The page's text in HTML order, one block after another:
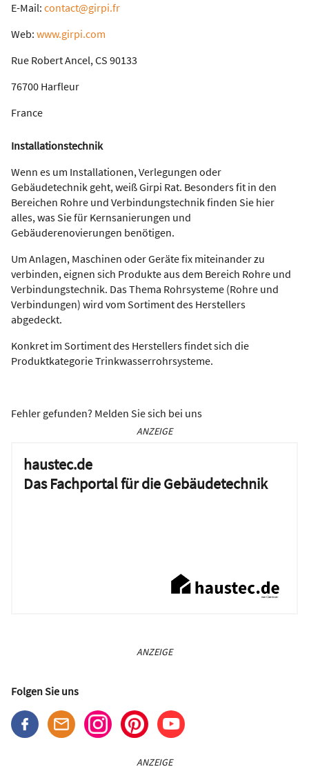
E-Mail: contact@girpi.fr
Web: www.girpi.com
Rue Robert Ancel, CS 90133
76700 Harfleur
France
Installationstechnik
Wenn es um Installationen, Verlegungen oder
Gebäudetechnik geht, weiß Girpi Rat. Besonders fit in den
Bereichen Rohre und Verbindungstechnik finden Sie hier
alles, was Sie für Kernsanierungen und
Gebäuderenovierungen benötigen.
Um Anlagen, Maschinen oder Geräte fix miteinander zu
verbinden, eignen sich Produkte aus dem Bereich Rohre und
Verbindungstechnik. Das Thema Rohrsysteme (Rohre und
Verbindungen) wird vom Sortiment des Herstellers
abgedeckt.
Konkret im Sortiment des Herstellers findet sich die
Produktkategorie Trinkwasserrohrsysteme.
Fehler gefunden? Melden Sie sich bei uns
ANZEIGE
haustec.de
Das Fachportal für die Gebäudetechnik
ANZEIGE
Folgen Sie uns
ANZEIGE